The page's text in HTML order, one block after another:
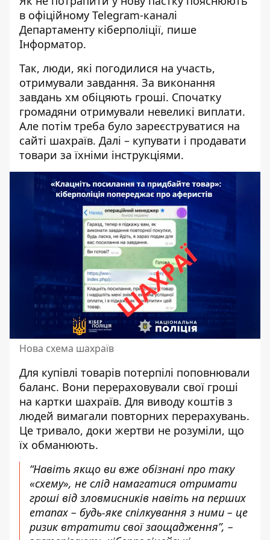
в офіційному Telegram-каналі
Департаменту кіберполіції, пише
Інформатор.
Так, люди, які погодилися на участь,
отримували завдання. За виконання
завдань хм обіцяють гроші. Спочатку
громадяни отримували невеликі виплати.
Але потім треба було зареєструватися на
сайті шахраїв. Далі – купувати і продавати
товари за їхніми інструкціями.
Нова схема шахраїв
Для купівлі товарів потерпілі поповнювали
баланс. Вони перераховували свої гроші
на картки шахраїв. Для виводу коштів з
людей вимагали повторних перерахувань.
Це тривало, доки жертви не розуміли, що
їх обманюють.
“Навіть якщо ви вже обізнані про таку
«схему», не слід намагатися отримати
гроші від зловмисників навіть на перших
етапах – будь-яке спілкування з ними – це
ризик втратити свої заощадження”, –